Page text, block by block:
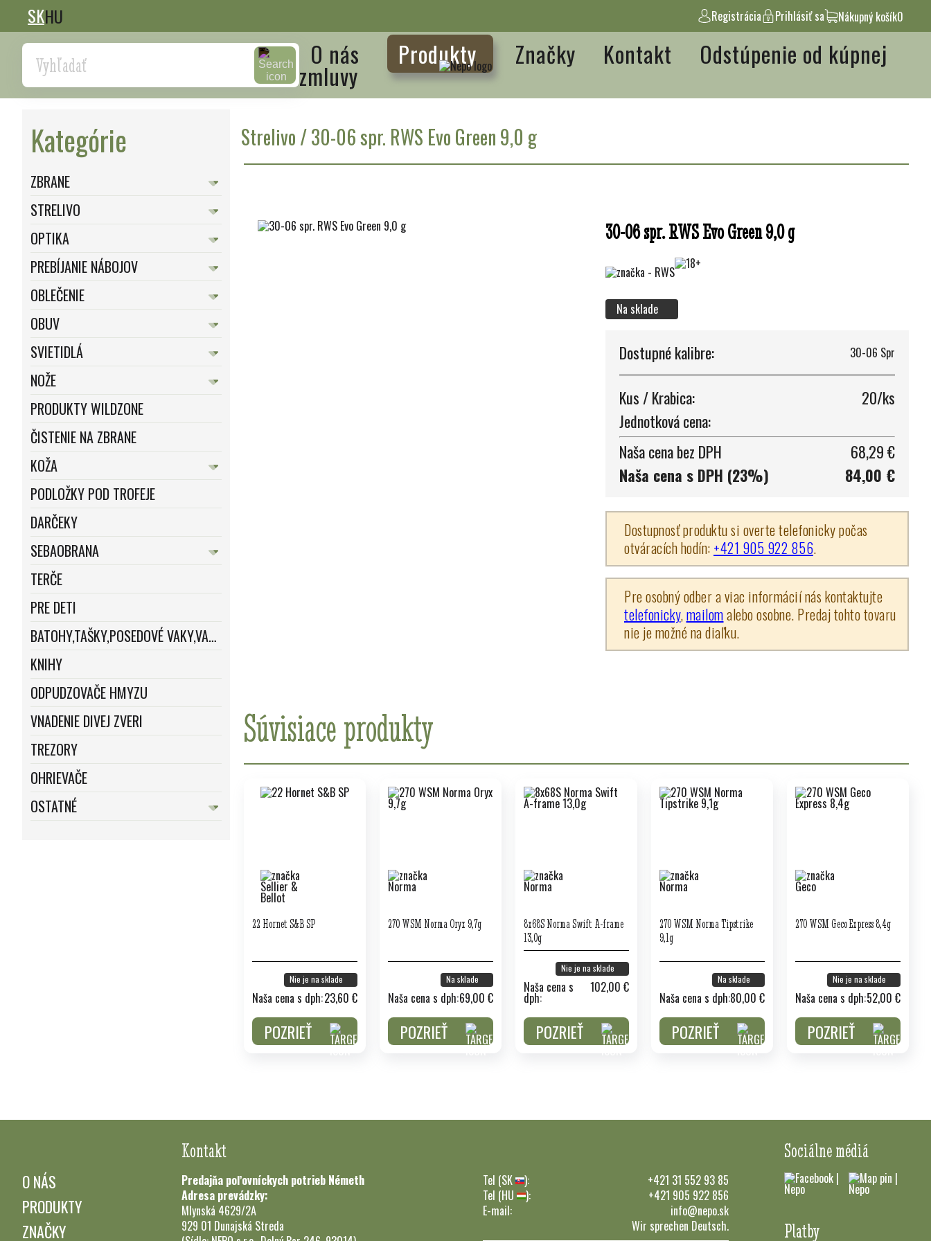
SKHU Registrácia Prihlásiť sa Nákupný košík0
Search O nás Produkty Značky Kontakt Odstúpenie od kúpnej
zmluvy
Kategórie
ZBRANE
STRELIVO
OPTIKA
PREBÍJANIE NÁBOJOV
OBLEČENIE
OBUV
SVIETIDLÁ
NOŽE
PRODUKTY WILDZONE
ČISTENIE NA ZBRANE
KOŽA
PODLOŽKY POD TROFEJE
DARČEKY
SEBAOBRANA
TERČE
PRE DETI
BATOHY,TAŠKY,POSEDOVÉ VAKY,VAKY
KNIHY
ODPUDZOVAČE HMYZU
VNADENIE DIVEJ ZVERI
TREZORY
OHRIEVAČE
OSTATNÉ
Strelivo/30-06 spr. RWS Evo Green 9,0 g
30-06 spr. RWS Evo Green 9,0 g
Na sklade
Dostupné kalibre: 30-06 Spr
Kus / Krabica:
20/ks
Jednotková cena:
Naša cena bez DPH
68,29 €
Naša cena s DPH (23%)
84,00 €
Dostupnosť produktu si overte telefonicky počas
otváracích hodín: +421 905 922 856.
Pre osobný odber a viac informácií nás kontaktujte
telefonicky,mailomalebo osobne. Predaj tohto tovaru
nie je možné na diaľku.
Súvisiace produkty
22 Hornet S&B SP
Nie je na sklade
Naša cena s dph:23,60 €
POZRIEŤ
270 WSM Norma Oryx 9,7g
Na sklade
Naša cena s dph:69,00 €
POZRIEŤ
8x68S Norma Swift A-frame
13,0g
Nie je na sklade
Naša cena s
dph:
102,00 €
POZRIEŤ
270 WSM Norma Tipstrike
9,1g
Na sklade
Naša cena s dph:80,00 €
POZRIEŤ
270 WSM Geco Express 8,4g
Nie je na sklade
Naša cena s dph:52,00 €
POZRIEŤ
O NÁS
PRODUKTY
ZNAČKY
Kontakt
Predajňa poľovníckych potrieb Németh
Adresa prevádzky:
Mlynská 4629/2A
929 01 Dunajská Streda
Tel (SK ):
+421 31 552 93 85
Tel (HU
):
+421 905 922 856
E-mail:
info@nepo.sk
Wir sprechen Deutsch.
Sociálne médiá
Platby